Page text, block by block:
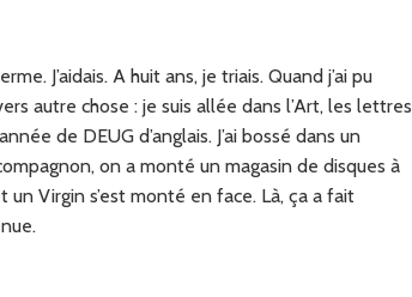
J’aidais. A huit ans, je triais. Quand j’ai pu
autre chose : je suis allée dans l’Art, les lettres
de DEUG d’anglais. J’ai bossé dans un
on a monté un magasin de disques à
Virgin s’est monté en face. Là, ça a fait